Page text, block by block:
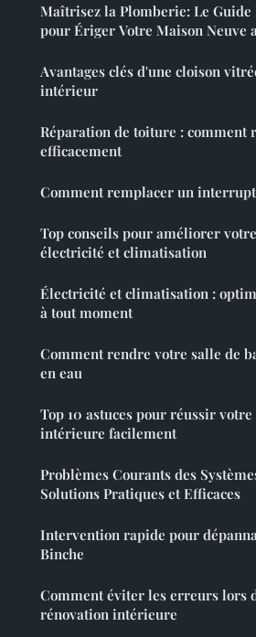
Maîtrisez la Plomberie: Le Guide
pour Ériger Votre Maison Neuve
Avantages clés d'une cloison
intérieur
Réparation de toiture : comment
efficacement
Comment remplacer un
Top conseils pour améliorer
électricité et climatisation
Électricité et climatisation :
à tout moment
Comment rendre votre salle de
en eau
Top 10 astuces pour réussir
intérieure facilement
Problèmes Courants des
Solutions Pratiques et Efficaces
Intervention rapide pour
Binche
Comment éviter les erreurs lors
rénovation intérieure